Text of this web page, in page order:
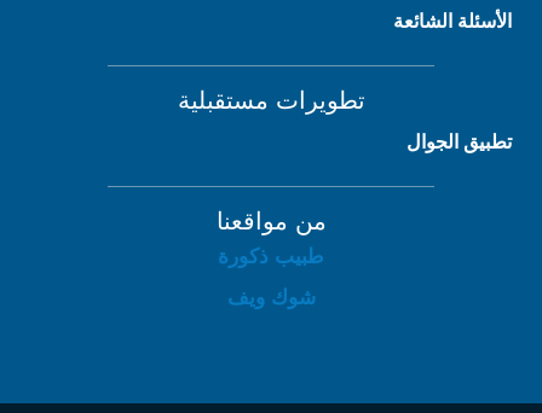
الأسئلة الشائعة
تطويرات مستقبلية
تطبيق الجوال
من مواقعنا
طبيب ذكورة
شوك ويف